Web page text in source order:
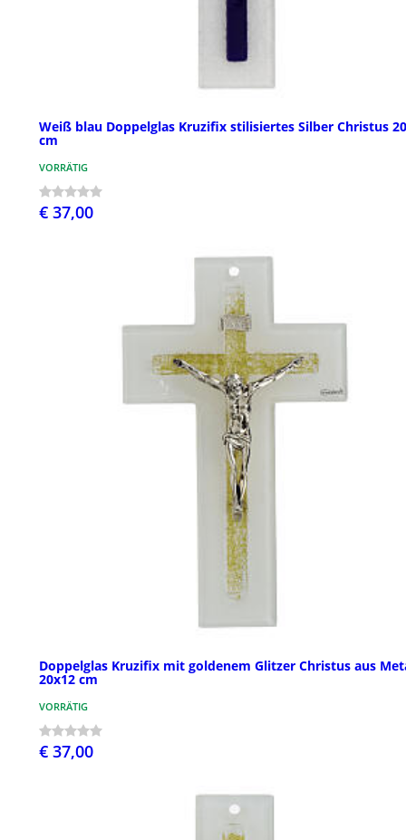
Weiß blau Doppelglas Kruzifix stilisiertes Silber Christus
cm
VORRÄTIG
€ 37,00
Doppelglas Kruzifix mit goldenem Glitzer Christus aus
20x12 cm
VORRÄTIG
€ 37,00